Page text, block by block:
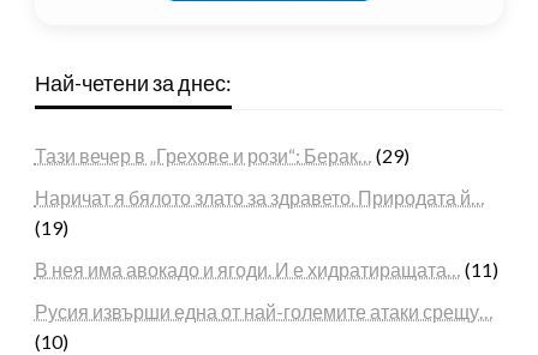
Най-четени за днес:
Тази вечер в „Грехове и рози“: Берак… (29)
Наричат я бялото злато за здравето. Природата й…
(19)
В нея има авокадо и ягоди. И е хидратиращата… (11)
Русия извърши една от най-големите атаки срещу…
(10)